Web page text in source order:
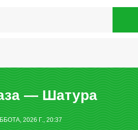
— Шатура
2026 Г., 20:37